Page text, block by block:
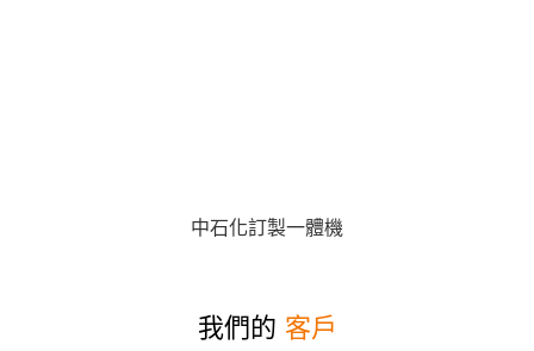
中石化訂製一體機
我們的 客戶